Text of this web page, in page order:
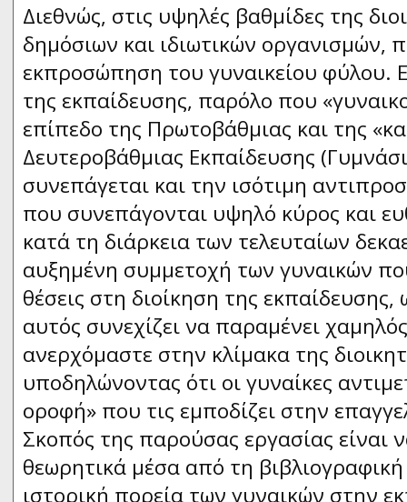
Διεθνώς, στις υψηλές βαθμίδες της
δημόσιων και ιδιωτικών οργανισμών,
εκπροσώπηση του γυναικείου φύλου.
της εκπαίδευσης, παρόλο που
επίπεδο της Πρωτοβάθμιας και της
Δευτεροβάθμιας Εκπαίδευσης
συνεπάγεται και την ισότιμη
που συνεπάγονται υψηλό κύρος και
κατά τη διάρκεια των τελευταίων
αυξημένη συμμετοχή των γυναικών
θέσεις στη διοίκηση της
αυτός συνεχίζει να παραμένει
ανερχόμαστε στην κλίμακα της
υποδηλώνοντας ότι οι γυναίκες
οροφή» που τις εμποδίζει στην
Σκοπός της παρούσας εργασίας είναι
θεωρητικά μέσα από τη
ιστορική πορεία των γυναικών στην